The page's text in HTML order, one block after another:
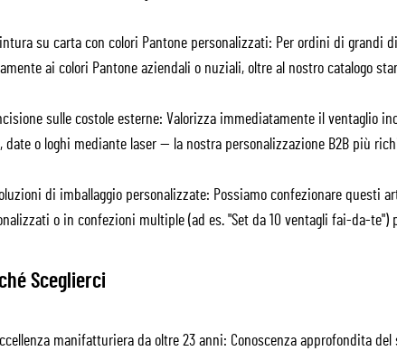
su carta con colori Pantone personalizzati: Per ordini di grandi
ai colori Pantone aziendali o nuziali, oltre al nostro catalogo
sulle costole esterne: Valorizza immediatamente il ventaglio
date o loghi mediante laser — la nostra personalizzazione B2B più
di imballaggio personalizzate: Possiamo confezionare questi
o in confezioni multiple (ad es. "Set da 10 ventagli fai-da-
Sceglierci
manifatturiera da oltre 23 anni: Conoscenza approfondita